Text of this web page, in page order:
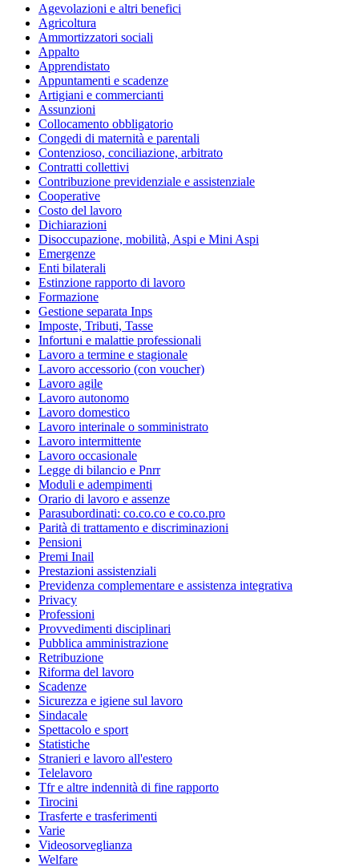
Agevolazioni e altri benefici
Agricoltura
Ammortizzatori sociali
Appalto
Apprendistato
Appuntamenti e scadenze
Artigiani e commercianti
Assunzioni
Collocamento obbligatorio
Congedi di maternità e parentali
Contenzioso, conciliazione, arbitrato
Contratti collettivi
Contribuzione previdenziale e assistenziale
Cooperative
Costo del lavoro
Dichiarazioni
Disoccupazione, mobilità, Aspi e Mini Aspi
Emergenze
Enti bilaterali
Estinzione rapporto di lavoro
Formazione
Gestione separata Inps
Imposte, Tributi, Tasse
Infortuni e malattie professionali
Lavoro a termine e stagionale
Lavoro accessorio (con voucher)
Lavoro agile
Lavoro autonomo
Lavoro domestico
Lavoro interinale o somministrato
Lavoro intermittente
Lavoro occasionale
Legge di bilancio e Pnrr
Moduli e adempimenti
Orario di lavoro e assenze
Parasubordinati: co.co.co e co.co.pro
Parità di trattamento e discriminazioni
Pensioni
Premi Inail
Prestazioni assistenziali
Previdenza complementare e assistenza integrativa
Privacy
Professioni
Provvedimenti disciplinari
Pubblica amministrazione
Retribuzione
Riforma del lavoro
Scadenze
Sicurezza e igiene sul lavoro
Sindacale
Spettacolo e sport
Statistiche
Stranieri e lavoro all'estero
Telelavoro
Tfr e altre indennità di fine rapporto
Tirocini
Trasferte e trasferimenti
Varie
Videosorveglianza
Welfare